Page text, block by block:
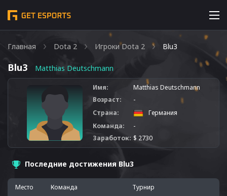
Главная Dota 2 Игроки Dota 2 Blu3
Blu3 Matthias Deutschmann
Имя:
Matthias Deutschmann
Возраст:
-
Страна:
Германия
Команда:
-
Заработок: $ 2730
Последние достижения Blu3
Место Команда Турнир